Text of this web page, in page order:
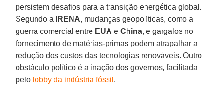
persistem desafios para a transição energética global.
Segundo a
IRENA, mudanças geopolíticas, como a
guerra comercial entre EUA eChina, e gargalos no
fornecimento de matérias-primas podem atrapalhar a
redução dos custos das tecnologias renováveis. Outro
obstáculo político é a inação dos governos, facilitada
pelo lobby da indústria fóssil .